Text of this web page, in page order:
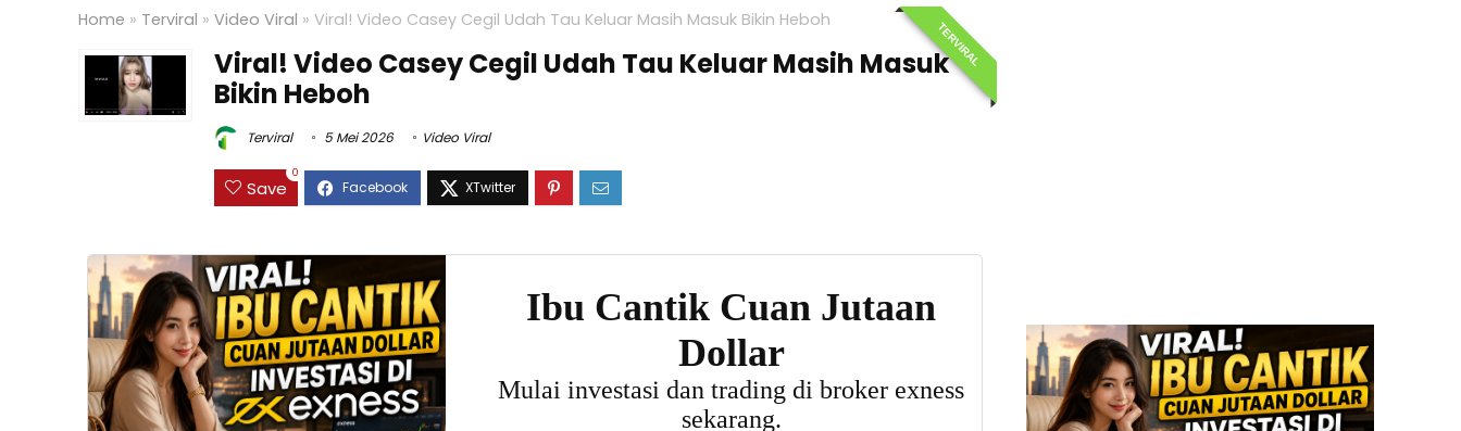
Home » Terviral » Video Viral » Viral! Video Casey Cegil Udah Tau Keluar Masih Masuk Bikin Heboh
TERVIRAL
Viral! Video Casey Cegil Udah Tau Keluar Masih Masuk
Bikin Heboh
Terviral 5 Mei 2026 Video Viral
Save
0